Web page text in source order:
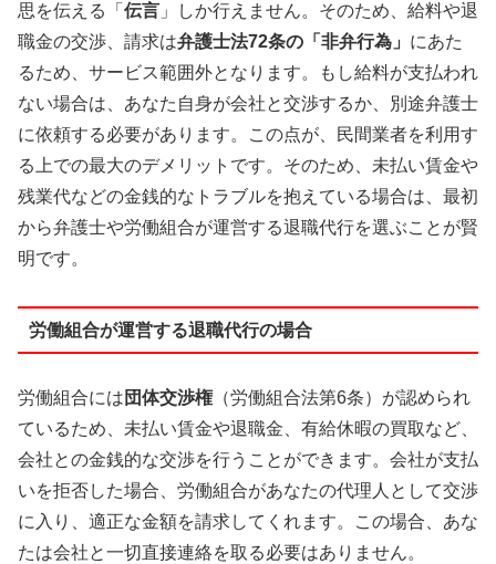
思を伝える「 伝言 」しか行えません。そのため、給料や退
職金の交渉、請求は弁護士法72条の「非弁行為」 にあた
るため、サービス範囲外となります。もし給料が支払われ
ない場合は、あなた自身が会社と交渉するか、別途弁護士
に依頼する必要があります。この点が、民間業者を利用す
る上での最大のデメリットです。そのため、未払い賃金や
残業代などの金銭的なトラブルを抱えている場合は、最初
から弁護士や労働組合が運営する退職代行を選ぶことが賢
明です。
労働組合が運営する退職代行の場合
労働組合には 団体交渉権（労働組合法第6条）が認められ
ているため、未払い賃金や退職金、有給休暇の買取など、
会社との金銭的な交渉を行うことができます。会社が支払
いを拒否した場合、労働組合があなたの代理人として交渉
に入り、適正な金額を請求してくれます。この場合、あな
たは会社と一切直接連絡を取る必要はありません。